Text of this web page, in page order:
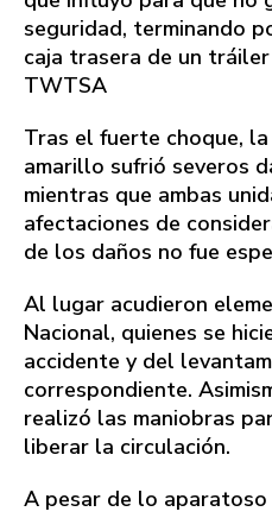
seguridad, terminando
caja trasera de un
TWTSA
Tras el fuerte choque,
amarillo sufrió severos
mientras que ambas
afectaciones de
de los daños no fue
Al lugar acudieron
Nacional, quienes se
accidente y del
correspondiente.
realizó las maniobras
liberar la circulación.
A pesar de lo